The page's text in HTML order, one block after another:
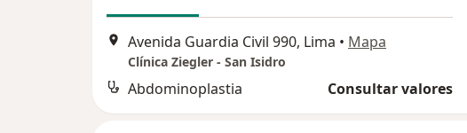
Avenida Guardia Civil 990, Lima • Mapa
Clínica Ziegler - San Isidro
Abdominoplastia Consultar valores